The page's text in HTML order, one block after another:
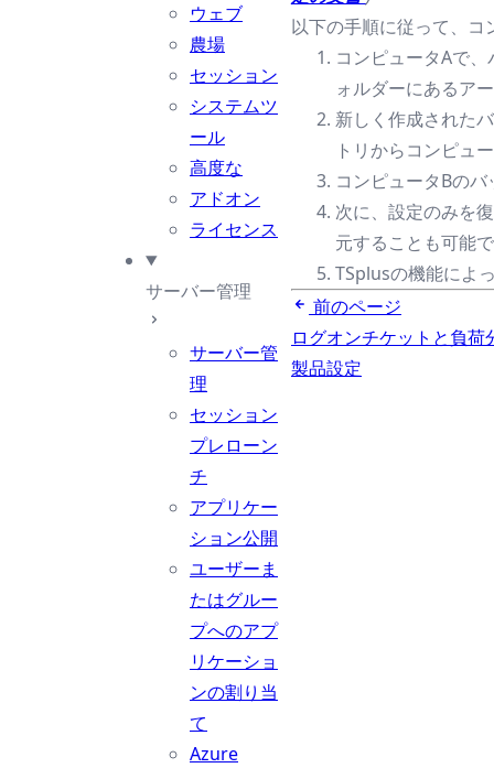
ウェブ
農場
セッション
システムツ
ール
高度な
アドオン
ライセンス
サーバー管理
サーバー管
理
セッション
プレローン
チ
アプリケー
ション公開
ユーザーま
たはグルー
プへのアプ
リケーショ
ンの割り当
て
Azure
以下の手順に従って、
コンピュータAで
ォルダーにあるア
新しく作成された
トリからコンピュ
コンピュータBの
次に、設定のみを
元することも可能
TSplusの機能によ
前のページ
ログオンチケットと負
製品設定